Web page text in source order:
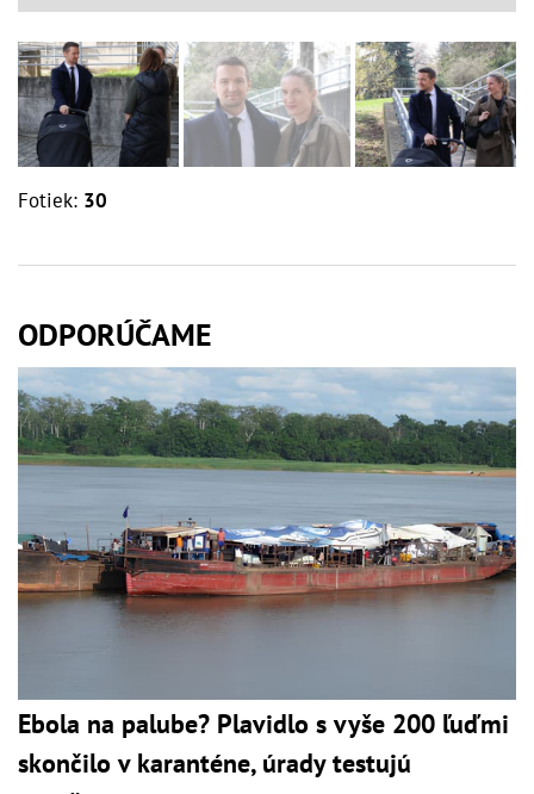
Fotiek: 30
ODPORÚČAME
Ebola na palube? Plavidlo s vyše 200 ľuďmi
skončilo v karanténe, úrady testujú